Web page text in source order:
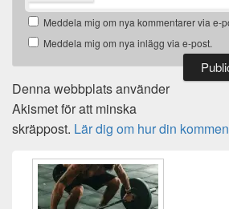
Meddela mig om nya kommentarer via e-
Meddela mig om nya inlägg via e-post.
Denna webbplats använder
Akismet för att minska
skräppost. Lär dig om hur din
Primära
sidofältet
Widget
område